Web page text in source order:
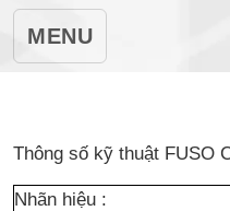
MENU
Thông số kỹ thuật FUSO
Nhãn hiệu :